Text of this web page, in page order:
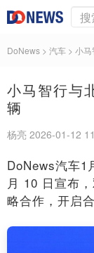
DoNews > 汽车 > 小马
小马智行与
辆
杨亮 2026-01-12
DoNews汽车1
月 10 日宣布
略合作，开启